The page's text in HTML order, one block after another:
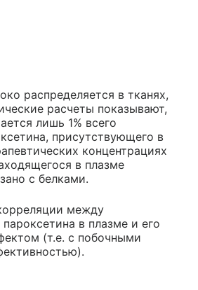
распределяется в тканях,
расчеты показывают,
лишь 1% всего
присутствующего в
концентрациях
в плазме
с белками.
между
в плазме и его
(т.е. с побочными